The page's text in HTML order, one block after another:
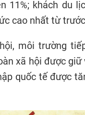
11%; khách du
cao nhất từ
môi trường
xã hội được
quốc tế được